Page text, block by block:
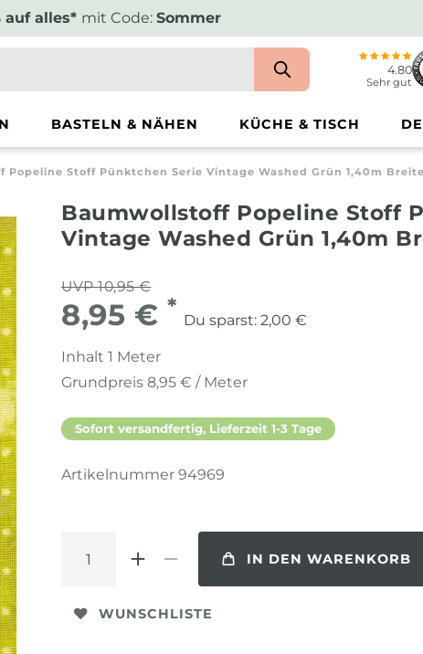
auf alles* mit Code: Sommer
4.80
Sehr gut
BASTELN & NÄHEN KÜCHE & TISCH
Popeline Stoff Pünktchen Serie Vintage Washed Grün 1,40m Breite
Baumwollstoff Popeline Stoff
Vintage Washed Grün 1,40m
UVP 10,95 €
8,95 € *
Du sparst: 2,00 €
Inhalt 1 Meter
Grundpreis 8,95 € / Meter
Sofort versandfertig, Lieferzeit 1-3 Tage
Artikelnummer 94969
IN DEN WARENKORB
WUNSCHLISTE